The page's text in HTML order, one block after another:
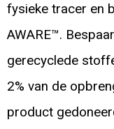
fysieke tracer en
AWARE™.
gerecyclede
2% van de
product